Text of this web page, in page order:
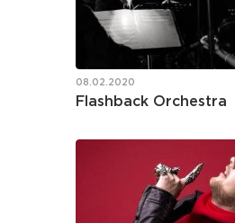
08.02.2020
Flashback Orchestra